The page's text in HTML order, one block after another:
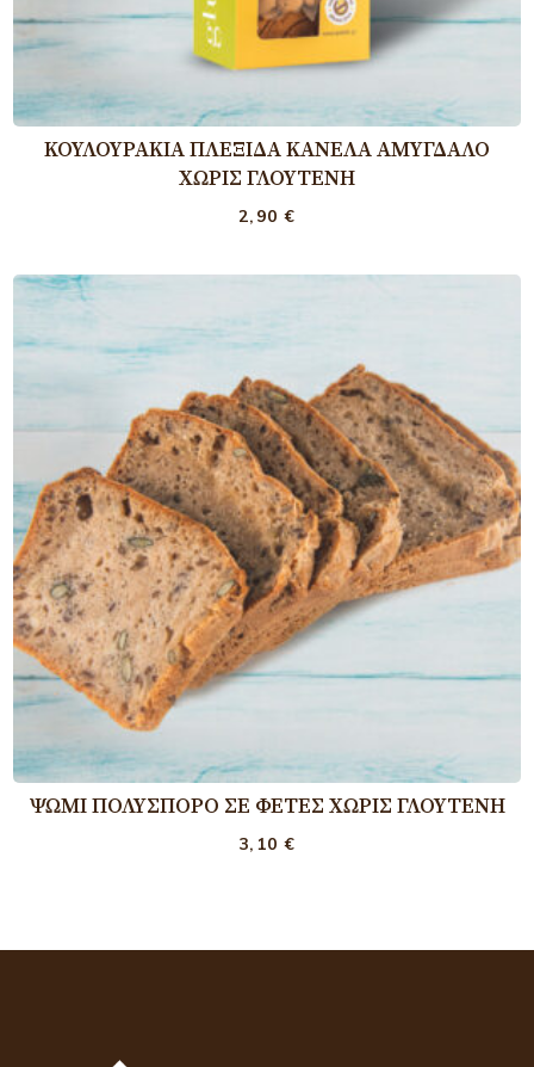
ΚΟΥΛΟΥΡΆΚΙΑ ΠΛΕΞΊΔΑ ΚΑΝΈΛΑ ΑΜΎΓΔΑΛΟ
ΧΩΡΊΣ ΓΛΟΥΤΈΝΗ
2,90€
ΨΩΜΊ ΠΟΛΎΣΠΟΡΟ ΣΕ ΦΈΤΕΣ ΧΩΡΊΣ ΓΛΟΥΤΈΝΗ
3,10€